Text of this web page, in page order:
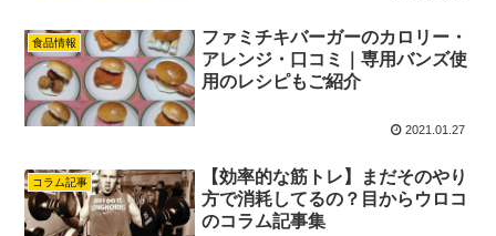
食品情報
ファミチキバーガーのカロリー・
アレンジ・口コミ｜専用バンズ使
用のレシピもご紹介
2021.01.27
コラム記事
【効率的な筋トレ】まだそのやり
方で消耗してるの？目からウロコ
のコラム記事集